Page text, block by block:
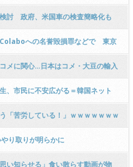
ｗｗｗｗｗｗｗ
討 政府、米国車の検査簡略化も
への名誉毀損罪などで 東京
メに関心…日本はコメ・大豆の輸入
、市民に不安広がる＝韓国ネット
「苦労している！」ｗｗｗｗｗｗｗ
り取りが明らかに
い知らせる」食い散らす動画が物